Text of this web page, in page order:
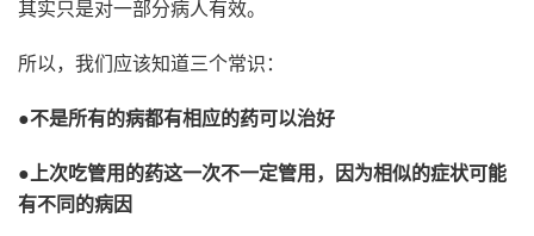
其实只是对一部分病人有效。
所以，我们应该知道三个常识：
●不是所有的病都有相应的药可以治好
●上次吃管用的药这一次不一定管用，因为相似的症状可能
有不同的病因